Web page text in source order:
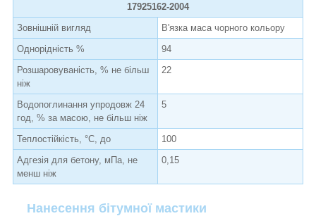
Нанесення бітумної мастики
17925162-2004
Зовнішній вигляд
В'язка маса чорного кольору
Однорідність %
94
Розшаровуваність, % не більш
ніж
22
Водопоглинання упродовж 24
год, % за масою, не більш ніж
5
Теплостійкість, °С, до
100
Адгезія для бетону, мПа, не
менш ніж
0,15